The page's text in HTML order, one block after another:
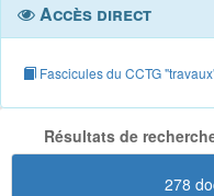
Accès direct
Fascicules du CCTG
Résultats de
278